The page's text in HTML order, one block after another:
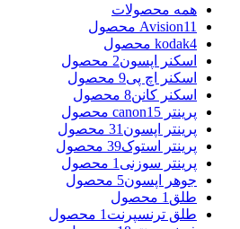
همه محصولات
Avision11 محصول
kodak4 محصول
اسکنر اپسون2 محصول
اسکنر اچ پی9 محصول
اسکنر کانن8 محصول
پرینتر canon 15 محصول
پرینتر اپسون 31 محصول
پرینتر استوک39 محصول
پرینتر سوزنی 1 محصول
جوهر اپسون5 محصول
طلق 1 محصول
طلق ترنسپرنت 1 محصول